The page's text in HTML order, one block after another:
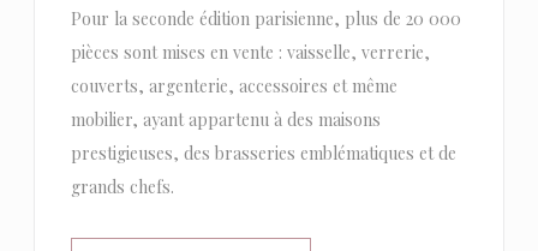
Pour la seconde édition parisienne, plus de 20 000
pièces sont mises en vente : vaisselle, verrerie,
couverts, argenterie, accessoires et même
mobilier, ayant appartenu à des maisons
prestigieuses, des brasseries emblématiques et de
grands chefs.